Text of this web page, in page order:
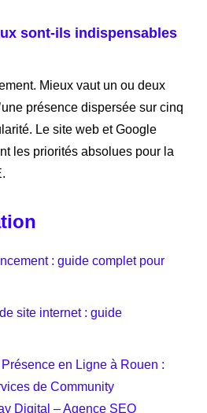
sont-ils indispensables
Mieux vaut un ou deux
présence dispersée sur cinq
Le site web et Google
les priorités absolues pour la
: guide complet pour
site internet : guide
en Ligne à Rouen :
de Community
Digital – Agence SEO